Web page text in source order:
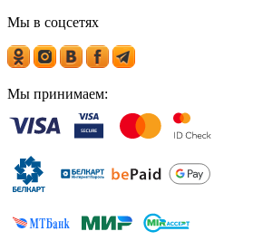
Мы в соцсетях
Мы принимаем: